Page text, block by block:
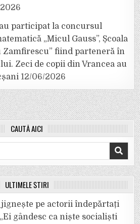
participat la concursul
„Micul Gauss”, Școala
Zamfirescu” fiind parteneră în
Zeci de copii din Vrancea au
12/06/2026
CAUTĂ AICI
ULTIMELE ȘTIRI
pe actorii îndepărtați
gândesc ca niște socialiști